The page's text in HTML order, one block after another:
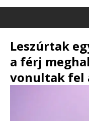
Leszúrtak
a férj
vonultak fel